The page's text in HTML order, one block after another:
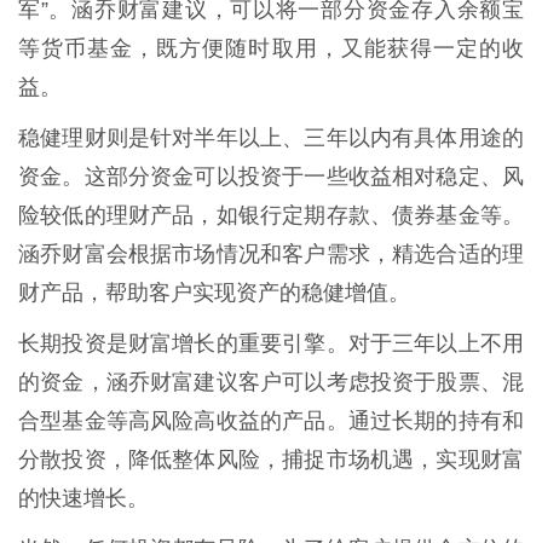
军”。涵乔财富建议，可以将一部分资金存入余额宝
等货币基金，既方便随时取用，又能获得一定的收
益。
稳健理财则是针对半年以上、三年以内有具体用途的
资金。这部分资金可以投资于一些收益相对稳定、风
险较低的理财产品，如银行定期存款、债券基金等。
涵乔财富会根据市场情况和客户需求，精选合适的理
财产品，帮助客户实现资产的稳健增值。
长期投资是财富增长的重要引擎。对于三年以上不用
的资金，涵乔财富建议客户可以考虑投资于股票、混
合型基金等高风险高收益的产品。通过长期的持有和
分散投资，降低整体风险，捕捉市场机遇，实现财富
的快速增长。